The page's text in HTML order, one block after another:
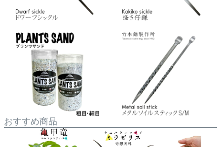
おすすめ商品